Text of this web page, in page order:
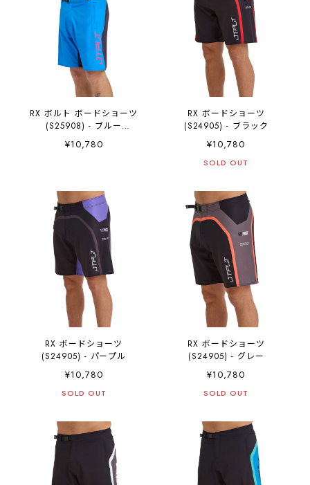
RX ボルト ボードショーツ
(S25908) - ブルー
JETPILOT ジェットパイロッ
ト
¥10,780
RX ボードショーツ
(S24905) - ブラック
¥10,780
SOLD OUT
RX ボードショーツ
(S24905) - パープル
¥10,780
SOLD OUT
RX ボードショーツ
(S24905) - グレー
¥10,780
SOLD OUT